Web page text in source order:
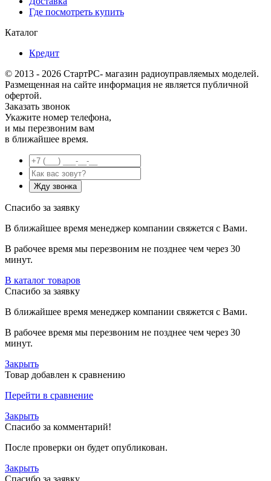
Где посмотреть купить
Каталог
Кредит
© 2013 - 2026 СтартРС- магазин радиоуправляемых моделей.
Размещенная на сайте информация не является публичной
офертой.
Заказать звонок
Укажите номер телефона,
и мы перезвоним вам
в ближайшее время.
Спасибо за заявку
В ближайшее время менеджер компании свяжется с Вами.
В рабочее время мы перезвоним не позднее чем через 30
минут.
В каталог товаров
Спасибо за заявку
В ближайшее время менеджер компании свяжется с Вами.
В рабочее время мы перезвоним не позднее чем через 30
минут.
Закрыть
Товар добавлен к сравнению
Перейти в сравнение
Закрыть
Спасибо за комментарий!
После проверки он будет опубликован.
Закрыть
Спасибо за заявку